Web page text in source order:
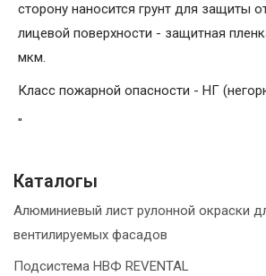
сторону наносится грунт для защиты
лицевой поверхности - защитная
мкм.
Класс пожарной опасности - НГ
"
Каталогы
Алюминиевый лист рулонной окраски
вентилируемых фасадов
Подсистема НВФ REVENTAL